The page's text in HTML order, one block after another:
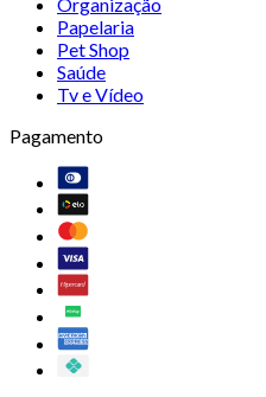
Papelaria
Pet Shop
Saúde
Tv e Vídeo
Pagamento